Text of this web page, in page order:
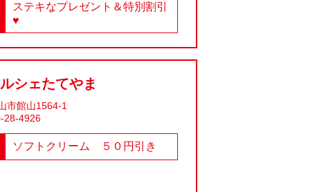
ステキなプレゼント＆特別割引
♥
シェたてやま
市館山1564-1
28-4926
ソフトクリーム ５０円引き